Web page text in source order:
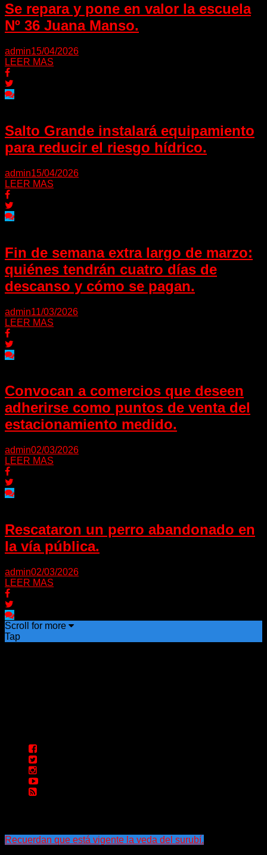
Se repara y pone en valor la escuela
Nº 36 Juana Manso.
admin15/04/2026
LEER MAS
Salto Grande instalará equipamiento
para reducir el riesgo hídrico.
admin15/04/2026
LEER MAS
Fin de semana extra largo de marzo:
quiénes tendrán cuatro días de
descanso y cómo se pagan.
admin11/03/2026
LEER MAS
Convocan a comercios que deseen
adherirse como puntos de venta del
estacionamiento medido.
admin02/03/2026
LEER MAS
Rescataron un perro abandonado en
la vía pública.
admin02/03/2026
LEER MAS
Scroll for more
Tap
Recuerdan que está vigente la veda del surubí.